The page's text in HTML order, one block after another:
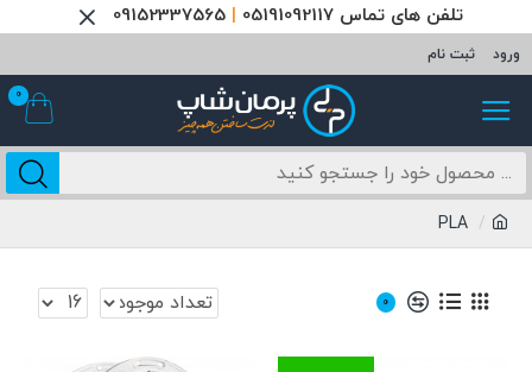
تلفن های تماس 05191092117 09152337565
ورود ثبت نام
0
PLA
0